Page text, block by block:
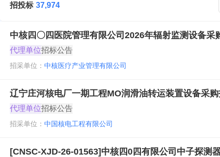
招投标 37,974
中核四〇四医院管理有限公司2026年辐射监测设备采
代理单位招标公告
招采单位： 中核医疗产业管理有限公司
辽宁庄河核电厂一期工程MO润滑油转运装置设备采
代理单位招标公告
招采单位： 中国核电工程有限公司
[CNSC-XJD-26-01563]中核四0四有限公司中子探测